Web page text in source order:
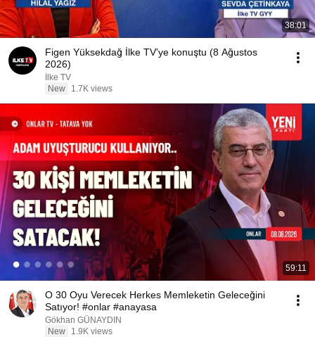
38:01
Figen Yüksekdağ İlke TV’ye konuştu (8 Ağustos
2026)
İlke TV
New
1.7K views
59:11
O 30 Oyu Verecek Herkes Memleketin Geleceğini
Satıyor! #onlar #anayasa
Gökhan GÜNAYDIN
New
1.9K views